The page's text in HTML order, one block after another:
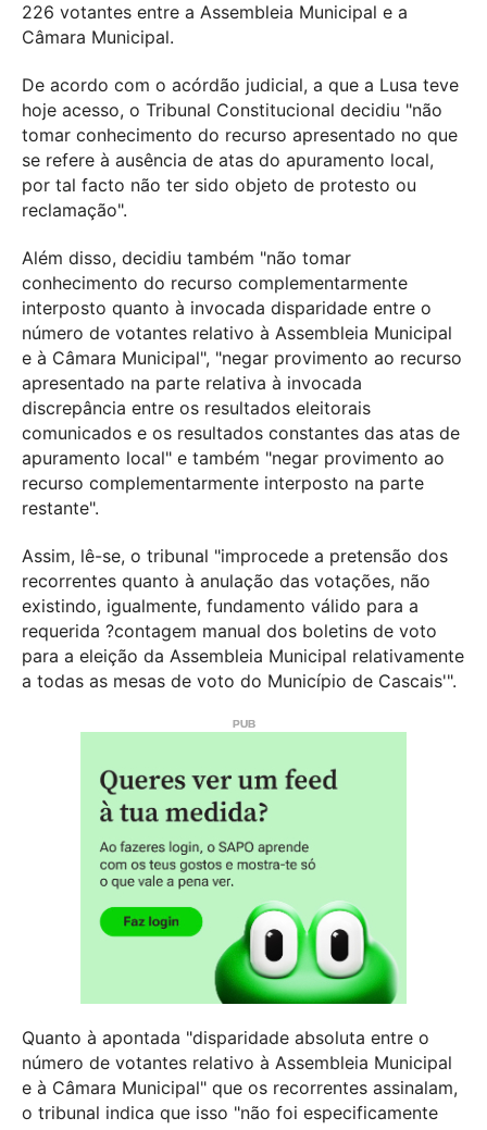
226 votantes entre a Assembleia Municipal e a
Câmara Municipal.
De acordo com o acórdão judicial, a que a Lusa teve
hoje acesso, o Tribunal Constitucional decidiu "não
tomar conhecimento do recurso apresentado no que
se refere à ausência de atas do apuramento local,
por tal facto não ter sido objeto de protesto ou
reclamação".
Além disso, decidiu também "não tomar
conhecimento do recurso complementarmente
interposto quanto à invocada disparidade entre o
número de votantes relativo à Assembleia Municipal
e à Câmara Municipal", "negar provimento ao recurso
apresentado na parte relativa à invocada
discrepância entre os resultados eleitorais
comunicados e os resultados constantes das atas de
apuramento local" e também "negar provimento ao
recurso complementarmente interposto na parte
restante".
Assim, lê-se, o tribunal "improcede a pretensão dos
recorrentes quanto à anulação das votações, não
existindo, igualmente, fundamento válido para a
requerida ?contagem manual dos boletins de voto
para a eleição da Assembleia Municipal relativamente
a todas as mesas de voto do Município de Cascais'".
Quanto à apontada "disparidade absoluta entre o
número de votantes relativo à Assembleia Municipal
e à Câmara Municipal" que os recorrentes assinalam,
o tribunal indica que isso "não foi especificamente